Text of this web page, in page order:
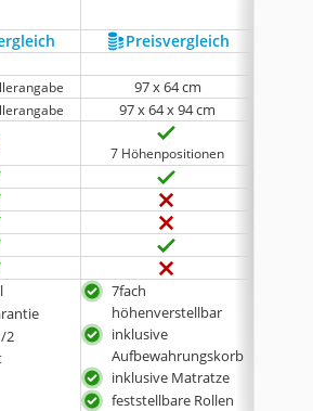
Preis­vergleich
97 x 64 cm
97 x 64 x 94 cm
7 Höhenpositionen
2
7fach
höhenverstellbar
inklusive
Aufbewahrungskorb
inklusive Matratze
feststellbare Rollen